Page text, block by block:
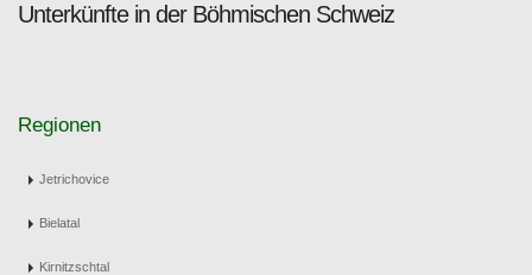
Unterkünfte in der Böhmischen Schweiz
Regionen
Jetrichovice
Bielatal
Kirnitzschtal